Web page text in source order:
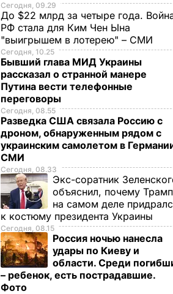
Сегодня, 09.29
До $22 млрд за четыре года.
РФ стала для Ким Чен Ына
"выигрышем в лотерею" – СМИ
Сегодня, 10.25
Бывший глава МИД Украины
рассказал о странной манере
Путина вести телефонные
переговоры
Сегодня, 08.55
Разведка США связала Россию с
дроном, обнаруженным рядом с
украинским самолетом в
СМИ
Сегодня, 08.33
Экс-соратник
объяснил, почему Трамп
на самом деле
к костюму президента Украины
Сегодня, 08.15
Россия ночью нанесла
удары по Киеву и
области. Среди
– ребенок, есть пострадавшие.
Фото